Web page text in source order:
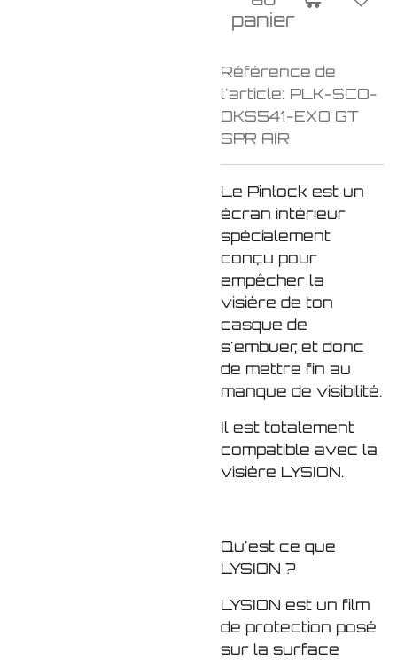
panier
Référence de
l'article: PLK-SCO-
DKS541-EXO GT
SPR AIR
Le Pinlock est un
écran intérieur
spécialement
conçu pour
empêcher la
visière de ton
casque de
s'embuer, et donc
de mettre fin au
manque de visibilité.
Il est totalement
compatible avec la
visière LYSION.
Qu'est ce que
LYSION ?
LYSION est un film
de protection posé
sur la surface